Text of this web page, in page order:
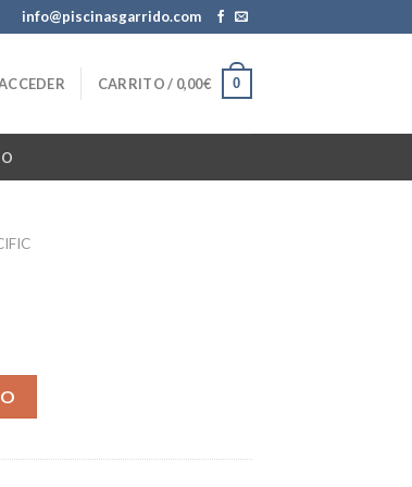
info@piscinasgarrido.com
CARRITO / 0,00€ 0